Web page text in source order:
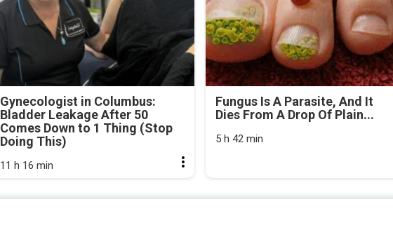
Gynecologist in Columbus:
Bladder Leakage After 50
Comes Down to 1 Thing (Stop
Doing This)
11 h 16 min
Fungus Is A Parasite, And It
Dies From A Drop Of Plain...
5 h 42 min